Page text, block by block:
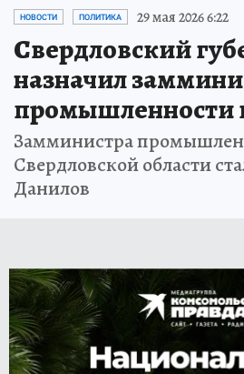
НОВОСТИ ПОЛИТИКА 29 мая 2026 6:22
Свердловский
назначил
промышленности
Замминистра
Свердловской области
Данилов